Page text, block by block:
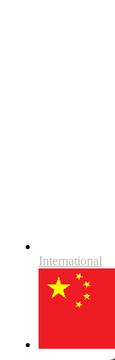
International